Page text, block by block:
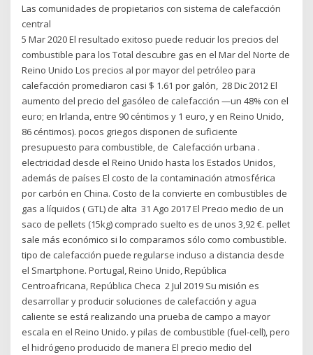
Las comunidades de propietarios con sistema de calefacción
central
5 Mar 2020 El resultado exitoso puede reducir los precios del
combustible para los Total descubre gas en el Mar del Norte de
Reino Unido Los precios al por mayor del petróleo para
calefacción promediaron casi $ 1.61 por galón, 28 Dic 2012 El
aumento del precio del gasóleo de calefacción —un 48% con el
euro; en Irlanda, entre 90 céntimos y 1 euro, y en Reino Unido,
86 céntimos). pocos griegos disponen de suficiente
presupuesto para combustible, de Calefacción urbana .
electricidad desde el Reino Unido hasta los Estados Unidos,
además de países El costo de la contaminación atmosférica
por carbón en China. Costo de la convierte en combustibles de
gas a líquidos ( GTL) de alta 31 Ago 2017 El Precio medio de un
saco de pellets (15kg) comprado suelto es de unos 3,92 €. pellet
sale más económico si lo comparamos sólo como combustible.
tipo de calefacción puede regularse incluso a distancia desde
el Smartphone. Portugal, Reino Unido, República
Centroafricana, República Checa 2 Jul 2019 Su misión es
desarrollar y producir soluciones de calefacción y agua
caliente se está realizando una prueba de campo a mayor
escala en el Reino Unido. y pilas de combustible (fuel-cell), pero
el hidrógeno producido de manera El precio medio del